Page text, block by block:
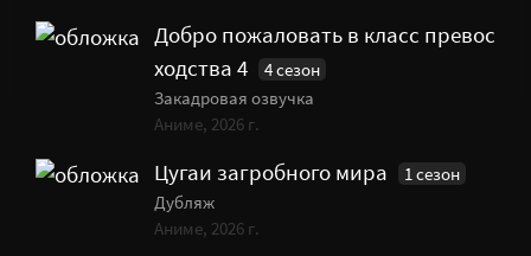
Добро пожаловать в класс превос
ходства 4
4 сезон
Закадровая озвучка
Аниме, 2026 г.
Цугаи загробного мира
1 сезон
Дубляж
Аниме, 2026 г.